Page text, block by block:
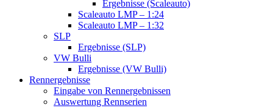
Ergebnisse (Scaleauto)
Scaleauto LMP – 1:24
Scaleauto LMP – 1:32
SLP
Ergebnisse (SLP)
VW Bulli
Ergebnisse (VW Bulli)
Rennergebnisse
Eingabe von Rennergebnissen
Auswertung Rennserien